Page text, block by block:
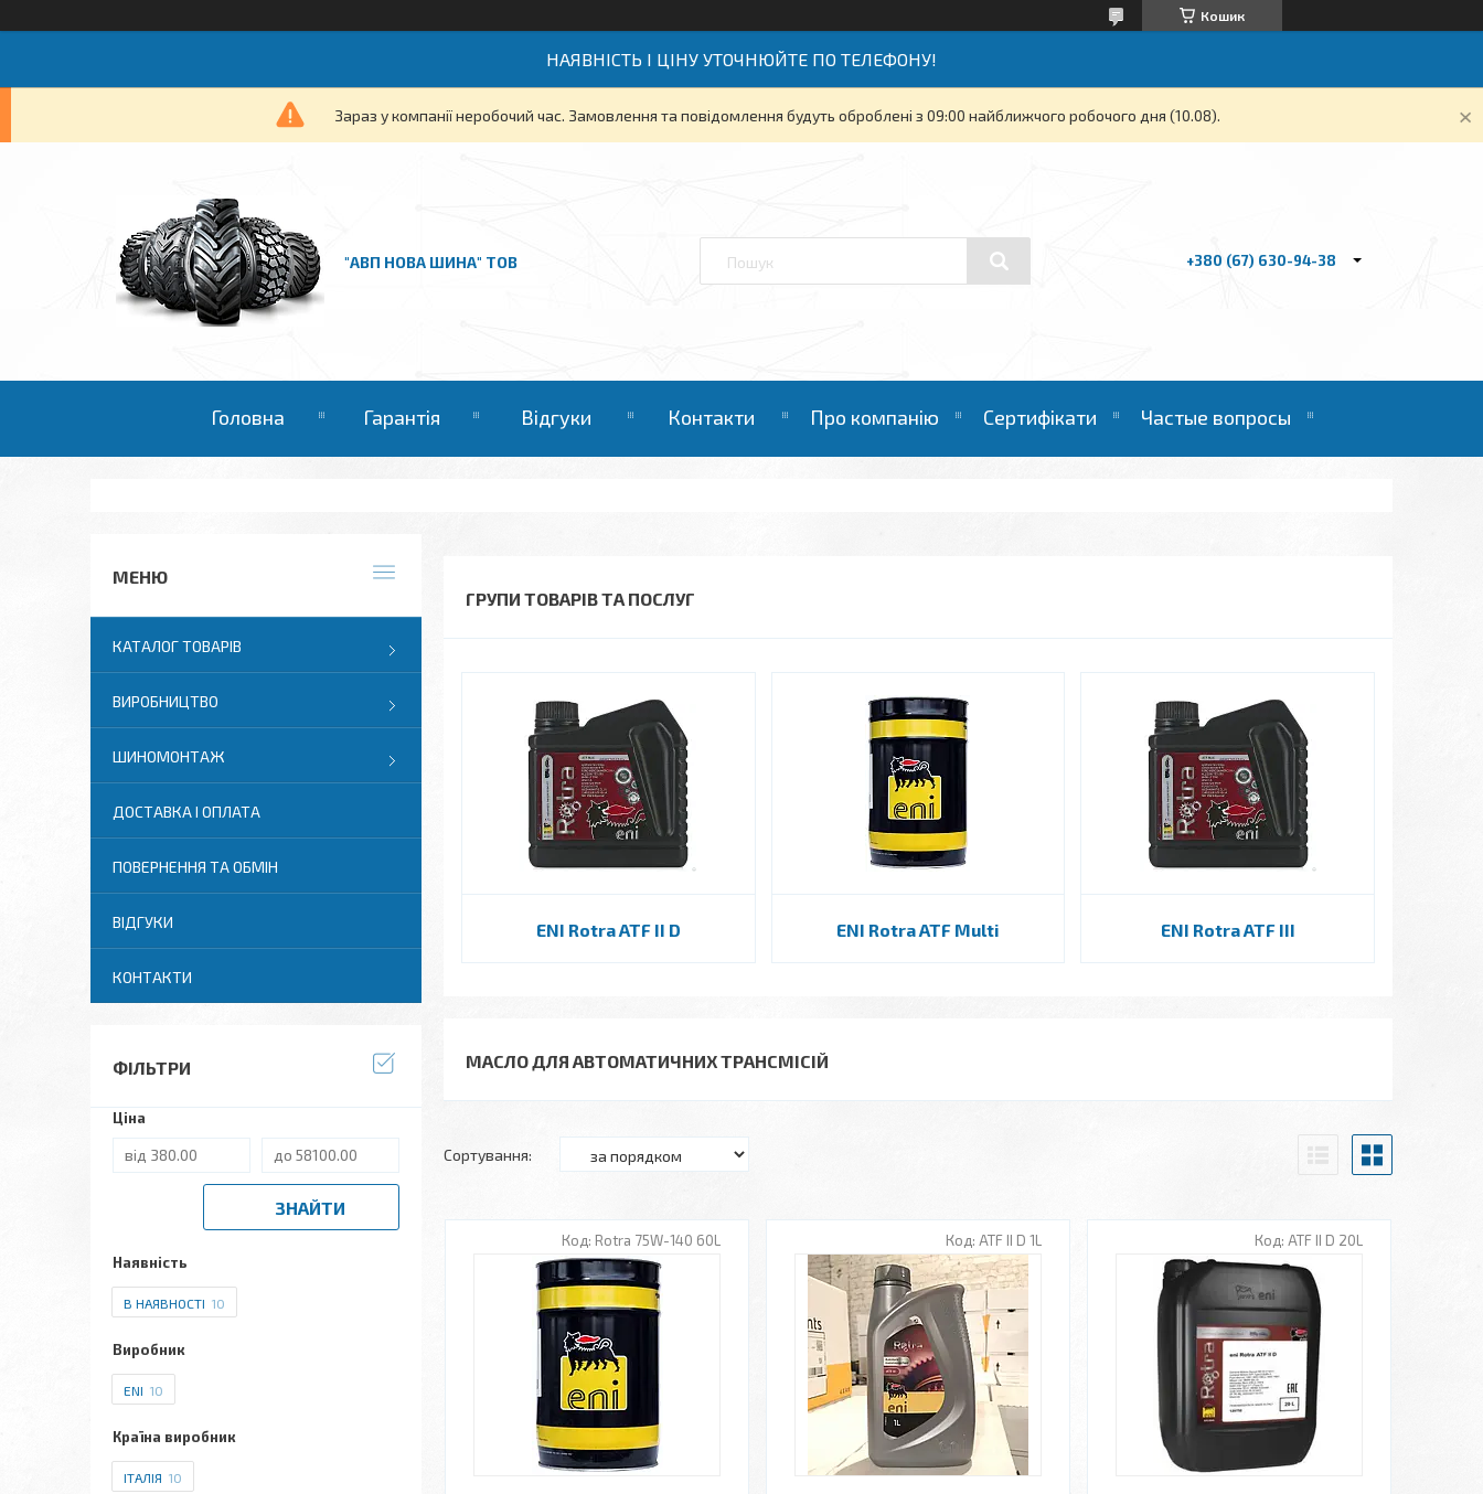
Кошик
НАЯВНІСТЬ І ЦІНУ УТОЧНЮЙТЕ ПО ТЕЛЕФОНУ!
Зараз у компанії неробочий час. Замовлення та повідомлення будуть оброблені з 09:00 найближчого робочого дня (10.08).
"АВП НОВА ШИНА" ТОВ +380 (67) 630-94-38
Головна Гарантія Відгуки Контакти Про компанію Сертифікати Частые вопросы
ГРУПИ ТОВАРІВ ТА ПОСЛУГ
ENI Rotra ATF II D ENI Rotra ATF Multi ENI Rotra ATF III
МАСЛО ДЛЯ АВТОМАТИЧНИХ ТРАНСМІСІЙ
Rotra 75W-140 60L ATF II D 1L ATF II D 20L
КАТАЛОГ ТОВАРІВ
ВИРОБНИЦТВО
ШИНОМОНТАЖ
ДОСТАВКА І ОПЛАТА
ПОВЕРНЕННЯ ТА ОБМІН
ВІДГУКИ
КОНТАКТИ
ФІЛЬТРИ
Ціна
ЗНАЙТИ
Наявність
В НАЯВНОСТІ 10
Виробник
ENI 10
Країна виробник
ІТАЛІЯ 10